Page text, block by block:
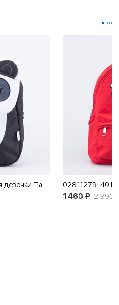
02803294-41 Рюкзак для девочки Панда
1 460 ₽ 2 390